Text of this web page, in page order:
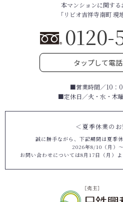
本マンションに関す
「リビオ吉祥寺南町 現
0120-
タップして電
■営業時間／10：
■定休日／火・水・木曜
＜夏季休業の
誠に勝手ながら、下記期間は夏季
2026年8/10（月）
お問い合わせについては8月17日（月）